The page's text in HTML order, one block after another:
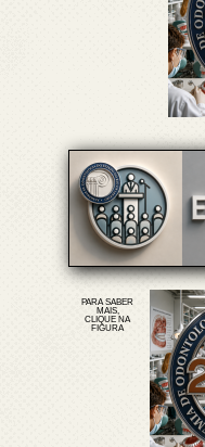
PARA SABER
MAIS,
CLIQUE NA
FIGURA